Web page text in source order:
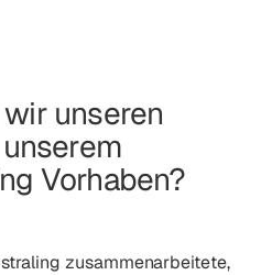
unseren
Vorhaben?
zusammenarbeitete,